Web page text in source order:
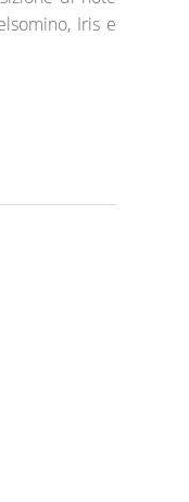
Iris e